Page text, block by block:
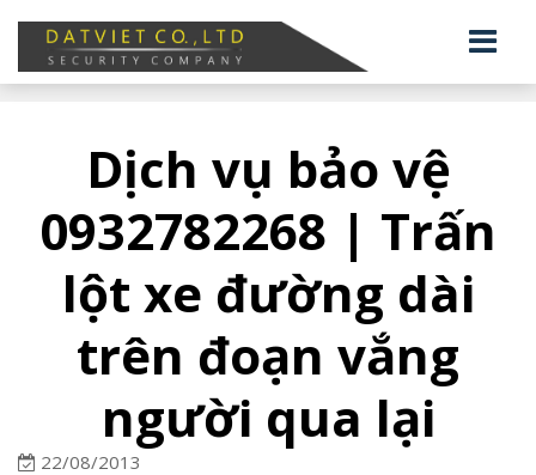
Dịch vụ bảo vệ
0932782268 | Trấn
lột xe đường dài
trên đoạn vắng
người qua lại
22/08/2013